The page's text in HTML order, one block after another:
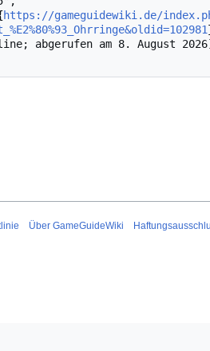
https://gameguidewiki.de/
Über GameGuideWiki